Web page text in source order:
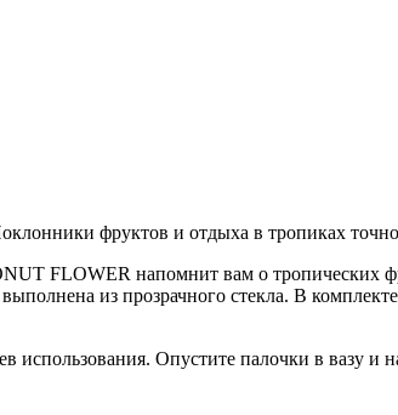
фруктов и отдыха в тропиках
FLOWER напомнит вам о тропических
из прозрачного стекла. В
использования. Опустите палочки в вазу и